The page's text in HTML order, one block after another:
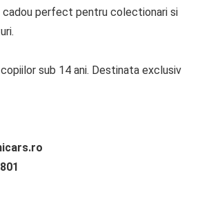
perfect pentru colectionari si
sub 14 ani. Destinata exclusiv